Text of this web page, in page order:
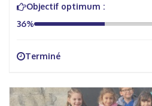
Objectif optimum :
36%
Terminé